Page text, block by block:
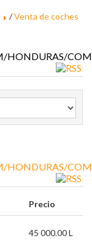
/Venta de coches
Precio
45 000.00 L